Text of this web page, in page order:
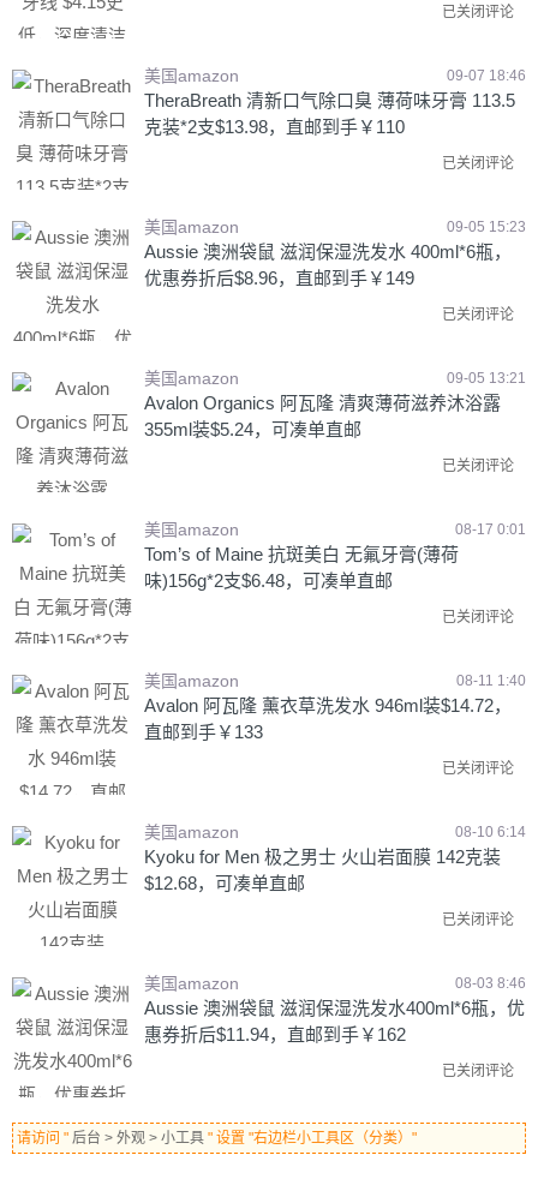
已关闭评论
美国amazon 09-07 18:46
TheraBreath 清新口气除口臭 薄荷味牙膏 113.5
克装*2支$13.98，直邮到手￥110
已关闭评论
美国amazon 09-05 15:23
Aussie 澳洲袋鼠 滋润保湿洗发水 400ml*6瓶，
优惠券折后$8.96，直邮到手￥149
已关闭评论
美国amazon 09-05 13:21
Avalon Organics 阿瓦隆 清爽薄荷滋养沐浴露
355ml装$5.24，可凑单直邮
已关闭评论
美国amazon 08-17 0:01
Tom’s of Maine 抗斑美白 无氟牙膏(薄荷
味)156g*2支$6.48，可凑单直邮
已关闭评论
美国amazon 08-11 1:40
Avalon 阿瓦隆 薰衣草洗发水 946ml装$14.72，
直邮到手￥133
已关闭评论
美国amazon 08-10 6:14
Kyoku for Men 极之男士 火山岩面膜 142克装
$12.68，可凑单直邮
已关闭评论
美国amazon 08-03 8:46
Aussie 澳洲袋鼠 滋润保湿洗发水400ml*6瓶，优
惠券折后$11.94，直邮到手￥162
已关闭评论
请访问 " 后台 > 外观 > 小工具 " 设置 "右边栏小工具区（分类）"